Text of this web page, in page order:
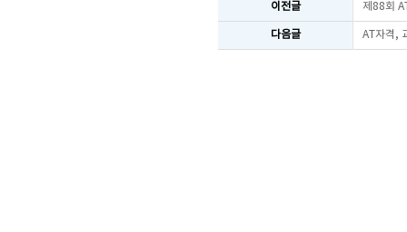
이전글 제88회
다음글 AT자격,